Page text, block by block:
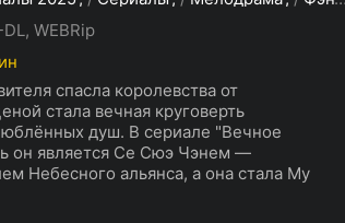
WEBRip
спасла королевства от
стала вечная круговерть
душ. В сериале "Вечное
он является Се Сюэ Чэнем —
Небесного альянса, а она стала Му